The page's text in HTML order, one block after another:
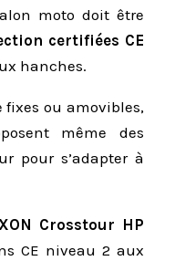
moto doit être
certifiées CE
hanches.
fixes ou amovibles,
même des
pour s’adapter à
Crosstour HP
CE niveau 2 aux